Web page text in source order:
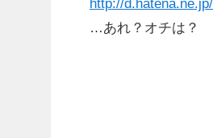
http://
…あれ？オチは？